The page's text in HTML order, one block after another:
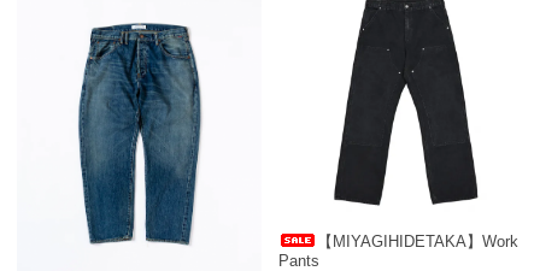
【MIYAGIHIDETAKA】Work
Pants